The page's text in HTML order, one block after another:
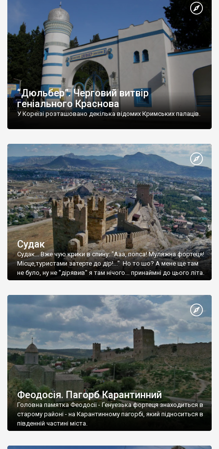
“Дюльбер”. Черговий витвір
геніального Краснова
У Кореїзі розташовано декілька відомих Кримських палаців.
Судак
Судак... Вже чую крики в спину: "Ааа, попса! Муляжна фортеця!
Місце,туристами затерте до дір!..." Но то шо? А мене ще там
не було, ну не "дірявив" я там нічого... принаймні до цього літа.
Феодосія. Пагорб Карантинний
Головна памятка Феодосії - Генуезька фортеця знаходиться в
старому районі - на Карантинному пагорбі, який підноситься в
південній частині міста.